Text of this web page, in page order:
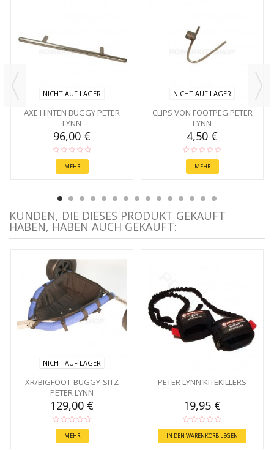
NICHT AUF LAGER
AXE HINTEN BUGGY PETER
LYNN
96,00 €
MEHR
NICHT AUF LAGER
CLIPS VON FOOTPEG PETER
LYNN
4,50 €
MEHR
KUNDEN, DIE DIESES PRODUKT GEKAUFT
HABEN, HABEN AUCH GEKAUFT:
NICHT AUF LAGER
XR/BIGFOOT-BUGGY-SITZ
PETER LYNN
129,00 €
MEHR
PETER LYNN KITEKILLERS
19,95 €
IN DEN WARENKORB LEGEN